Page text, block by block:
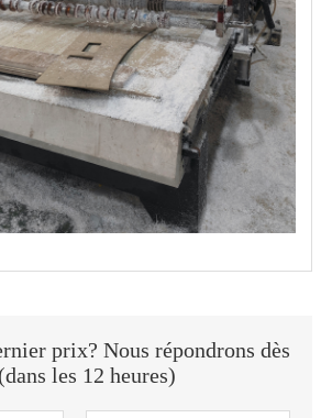
prix? Nous répondrons dès
les 12 heures)